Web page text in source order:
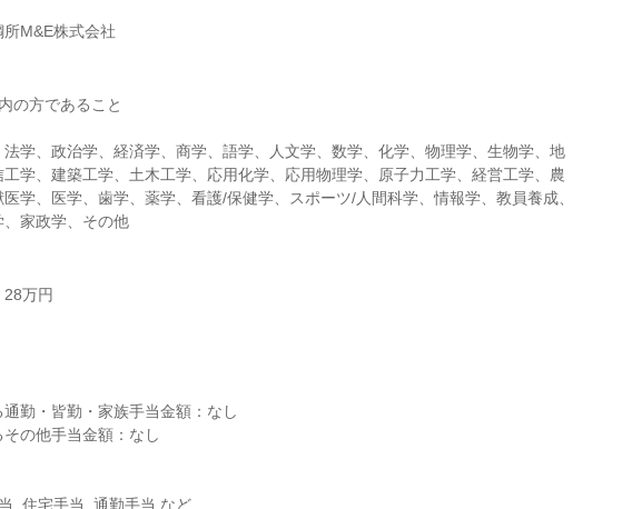
M&E株式会社
の方であること
学、政治学、経済学、商学、語学、人文学、数学、化学、物理学、生物学、地
学、建築工学、土木工学、応用化学、応用物理学、原子力工学、経営工学、農
学、医学、歯学、薬学、看護/保健学、スポーツ/人間科学、情報学、教員養成、
家政学、その他
万円
勤・皆勤・家族手当金額：なし
の他手当金額：なし
, 住宅手当, 通勤手当 など